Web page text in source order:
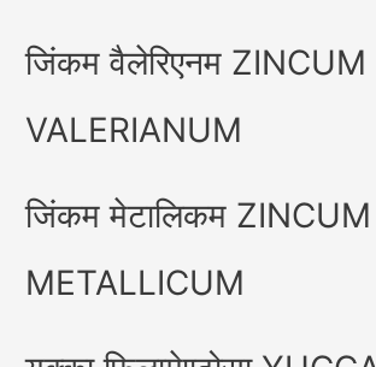
जिंकम वैलेरिएनम ZINCUM
VALERIANUM
जिंकम मेटालिकम ZINCUM
METALLICUM